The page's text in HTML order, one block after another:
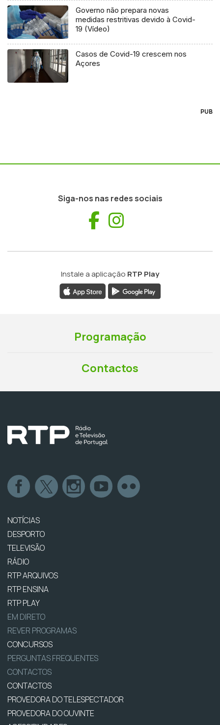
Governo não prepara novas
medidas restritivas devido à Covid-
19 (Vídeo)
Casos de Covid-19 crescem nos
Açores
PUB
Siga-nos nas redes sociais
Facebook
Instale a aplicação RTP Play
Programação
Contactos
NOTÍCIAS
DESPORTO
TELEVISÃO
RÁDIO
RTP ARQUIVOS
RTP ENSINA
RTP PLAY
EM DIRETO
REVER PROGRAMAS
CONCURSOS
PERGUNTAS FREQUENTES
CONTACTOS
CONTACTOS
PROVEDORA DO TELESPECTADOR
PROVEDORA DO OUVINTE